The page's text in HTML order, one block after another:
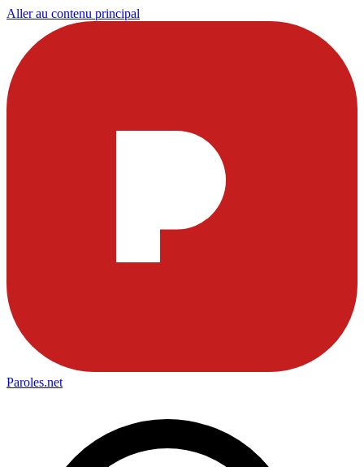
Aller au contenu principal
Paroles.net